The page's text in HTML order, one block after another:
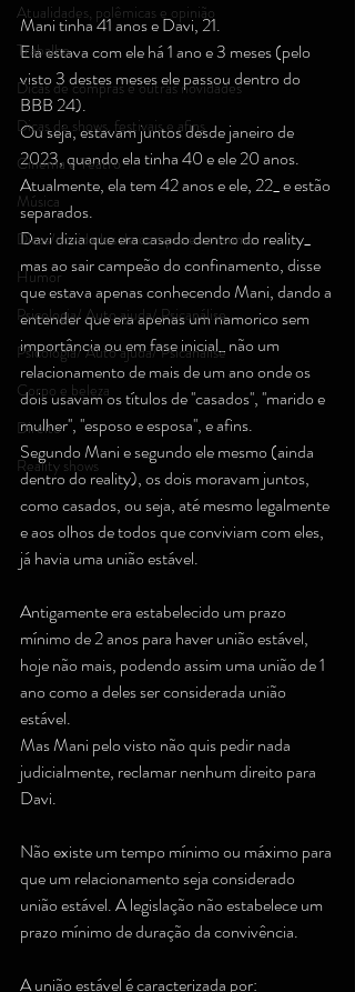
Atualidades, polêmicas e opinião
Trabalho
Dicas de compras e outras novidades
Dicas de shows, festivais e afins
Cinema e Teatro
Música
Dicas/novidades de compra e consumo
Humor
Psicologia/ Auto ajuda/ Psicanálise
Psicologia/ Auto ajuda/ Psicanálise
Corpo e beleza
Direito
Reality shows
Mani tinha 41 anos e Davi, 21.
Ela estava com ele há 1 ano e 3 meses (pelo
visto 3 destes meses ele passou dentro do
BBB 24).
Ou seja, estavam juntos desde janeiro de
2023, quando ela tinha 40 e ele 20 anos.
Atualmente, ela tem 42 anos e ele, 22_ e estão
separados.
Davi dizia que era casado dentro do reality_
mas ao sair campeão do confinamento, disse
que estava apenas conhecendo Mani, dando a
entender que era apenas um namorico sem
importância ou em fase inicial_ não um
relacionamento de mais de um ano onde os
dois usavam os títulos de ''casados'', ''marido e
mulher'', ''esposo e esposa'', e afins.
Segundo Mani e segundo ele mesmo (ainda
dentro do reality), os dois moravam juntos,
como casados, ou seja, até mesmo legalmente
e aos olhos de todos que conviviam com eles,
já havia uma união estável.
Antigamente era estabelecido um prazo
mínimo de 2 anos para haver união estável,
hoje não mais, podendo assim uma união de 1
ano como a deles ser considerada união
estável.
Mas Mani pelo visto não quis pedir nada
judicialmente, reclamar nenhum direito para
Davi.
Não existe um tempo mínimo ou máximo para
que um relacionamento seja considerado
união estável. A legislação não estabelece um
prazo mínimo de duração da convivência.
A união estável é caracterizada por: